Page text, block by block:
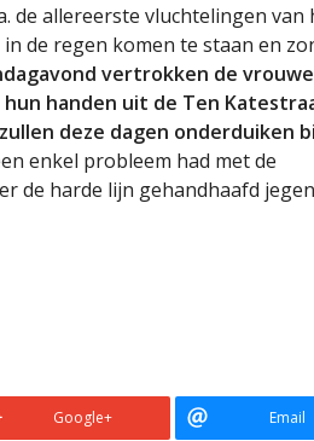
de allereerste vluchtelingen van
de regen komen te staan en
vertrokken de
handen uit de Ten
deze dagen onderduiken
enkel probleem had met de
de harde lijn gehandhaafd
Google+ Email